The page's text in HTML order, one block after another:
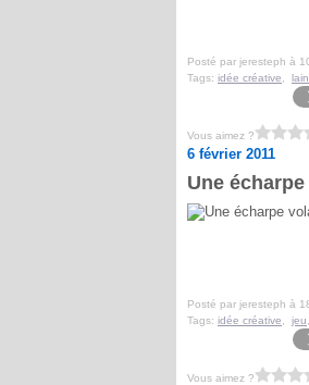
Posté par jeresteph à
Tags: idée créative
Vous aimez ?
6 février 2011
Une
Posté par jeresteph à
Tags: idée créative jeu
Vous aimez ?